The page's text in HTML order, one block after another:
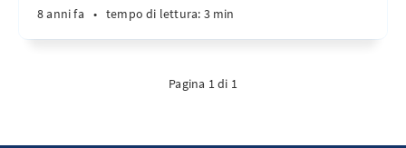
8 anni fa • tempo di lettura: 3 min
Pagina 1 di 1